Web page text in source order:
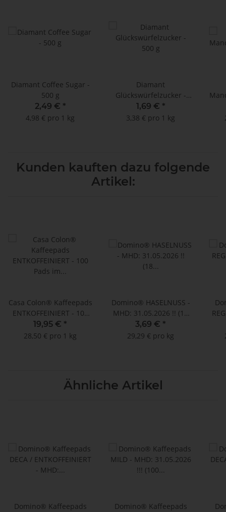
Diamant Coffee Sugar -
500 g
2,49 € *
4,98 € pro 1 kg
Diamant
Glückswürfelzucker -
500 g
1,69 € *
3,38 € pro 1 kg
Kunden kauften dazu folgende
Artikel:
Casa Colon® Kaffeepads
ENTKOFFEINIERT - 100
Pads im Megabeutel
19,95 € *
28,50 € pro 1 kg
Domino® HASELNUSS -
MHD: 31.05.2026 !! (18
aromatisierte
Kaffeepads)
3,69 € *
29,29 € pro kg
Ähnliche Artikel
Domino® Kaffeepads
Domino® Kaffeepads